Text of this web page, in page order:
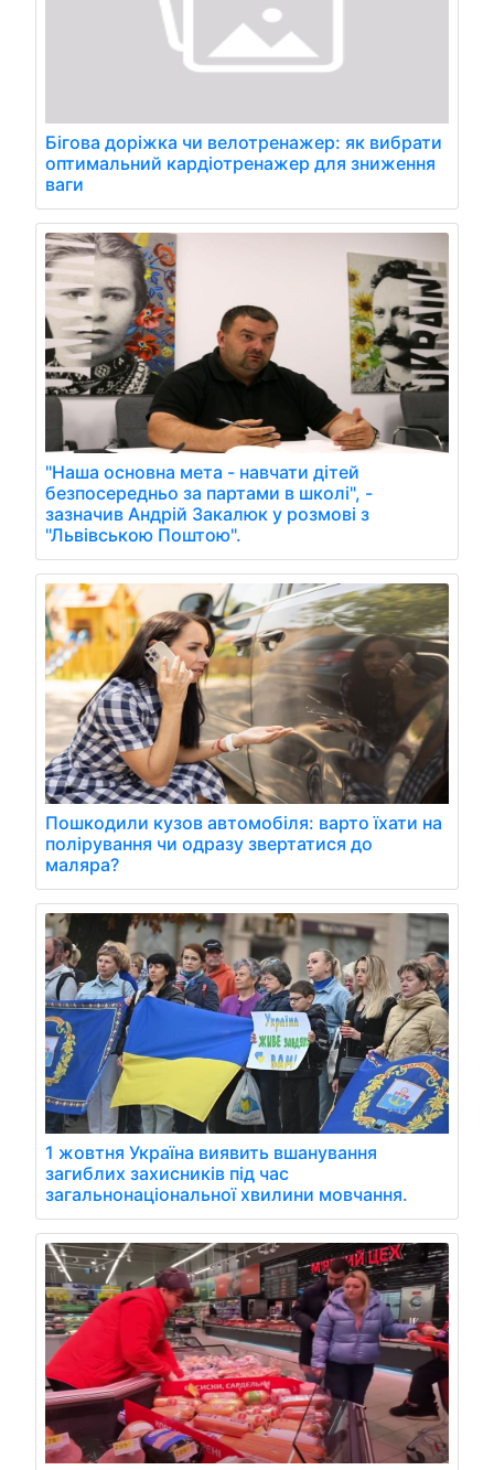
Бігова доріжка чи велотренажер: як вибрати
оптимальний кардіотренажер для зниження
ваги
"Наша основна мета - навчати дітей
безпосередньо за партами в школі", -
зазначив Андрій Закалюк у розмові з
"Львівською Поштою".
Пошкодили кузов автомобіля: варто їхати на
полірування чи одразу звертатися до
маляра?
1 жовтня Україна виявить вшанування
загиблих захисників під час
загальнонаціональної хвилини мовчання.